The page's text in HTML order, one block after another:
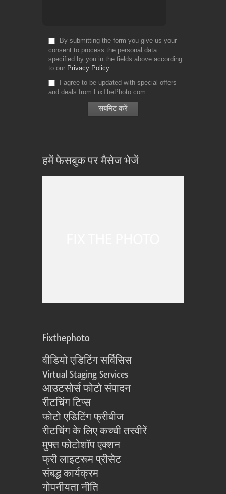
By submitting the form you give us your
consent to process the personal data
specified by you in the fields above according
to our Privacy Policy
I agree to be updated with special offers
and deals from FixThePhoto.com
हमें फेसबुक पर मैसेज भेजें
Fixthephoto
वीडियो एडिटिंग सर्विसिस
Virtual Staging Services
आउटसोर्स फोटो संपादन
रीटचिंग टिप्स
फोटो एडिटिंग फ्रीबीज
रीटचिंग के लिए कच्ची तस्वीरें
मुफ्त फोटोशॉप एक्शन
फ्री लाइटरूम प्रीसेट
संबद्ध कार्यक्रम
गोपनीयता नीति